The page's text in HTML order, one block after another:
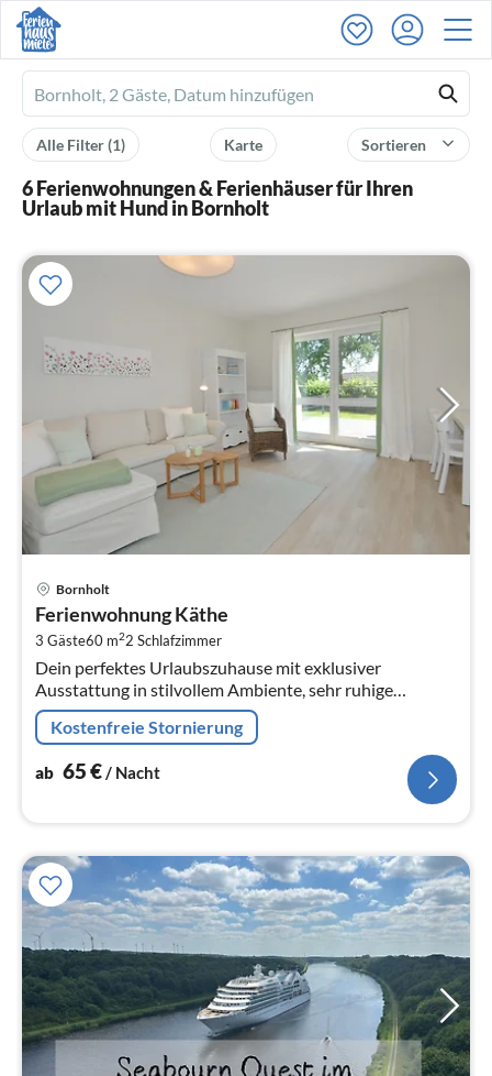
Ferienhausmiete
logo
Sortieren
Karte
Alle Filter(1)
6 Ferienwohnungen & Ferienhäuser für Ihren
Urlaub mit Hund in Bornholt
Bornholt
Ferienwohnung Käthe
3 Gäste60 m22 Schlafzimmer
Dein perfektes Urlaubszuhause mit exklusiver
Ausstattung in stilvollem Ambiente, sehr ruhige
Ortsrand-Lage, 300m entfernt vom Nord-Ostsee-
Kanal;
Kostenfreie Stornierung
ab 65€/ Nacht